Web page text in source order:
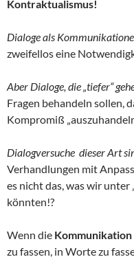
Kontraktualismus!
Dialoge als
zweifellos eine
Aber Dialoge, die „tiefer“
Fragen behandeln sollen,
Kompromiß
Dialogversuche dieser Art
Verhandlungen mit
es nicht das, was wir unter
könnten!?
Wenn die Kommunikation
zu fassen, in Worte zu